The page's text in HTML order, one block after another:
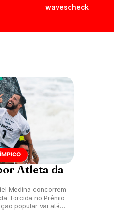
wavescheck
Atleta da
Medina concorrem
Torcida no Prêmio
popular vai até